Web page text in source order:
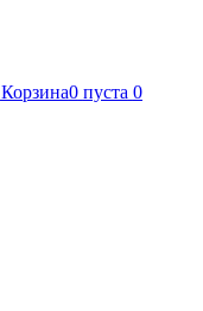
Корзина0 пуста 0